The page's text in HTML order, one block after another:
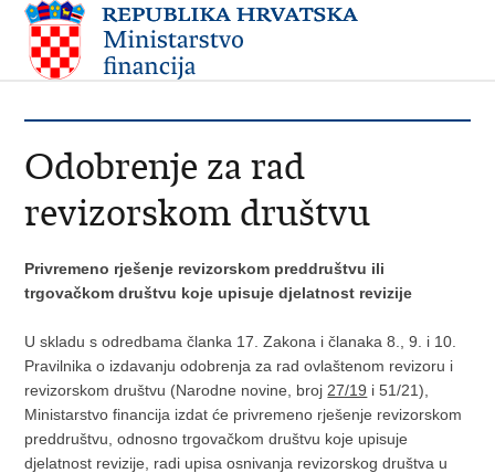
Odobrenje za rad
revizorskom društvu
Privremeno rješenje revizorskom preddruštvu ili
trgovačkom društvu koje upisuje djelatnost revizije
U skladu s odredbama članka 17. Zakona i članaka 8., 9. i 10.
Pravilnika o izdavanju odobrenja za rad ovlaštenom revizoru i
revizorskom društvu (Narodne novine, broj 27/19 i 51/21),
Ministarstvo financija izdat će privremeno rješenje revizorskom
preddruštvu, odnosno trgovačkom društvu koje upisuje
djelatnost revizije, radi upisa osnivanja revizorskog društva u